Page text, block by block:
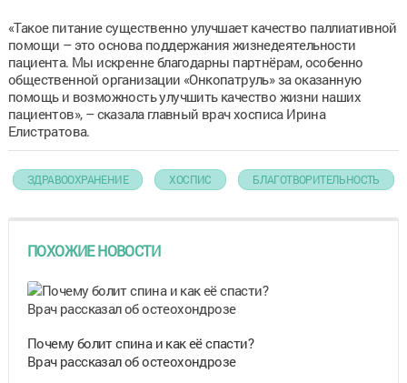
«Такое питание существенно улучшает качество паллиативной
помощи – это основа поддержания жизнедеятельности
пациента. Мы искренне благодарны партнёрам, особенно
общественной организации «Онкопатруль» за оказанную
помощь и возможность улучшить качество жизни наших
пациентов», – сказала главный врач хосписа Ирина
Елистратова.
ЗДРАВООХРАНЕНИЕ ХОСПИС БЛАГОТВОРИТЕЛЬНОСТЬ
ПОХОЖИЕ НОВОСТИ
Почему болит спина и как её спасти?
Врач рассказал об остеохондрозе